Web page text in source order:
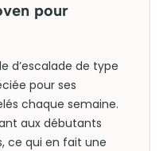
pour
d’escalade de type
pour ses
chaque semaine.
aux débutants
ce qui en fait une